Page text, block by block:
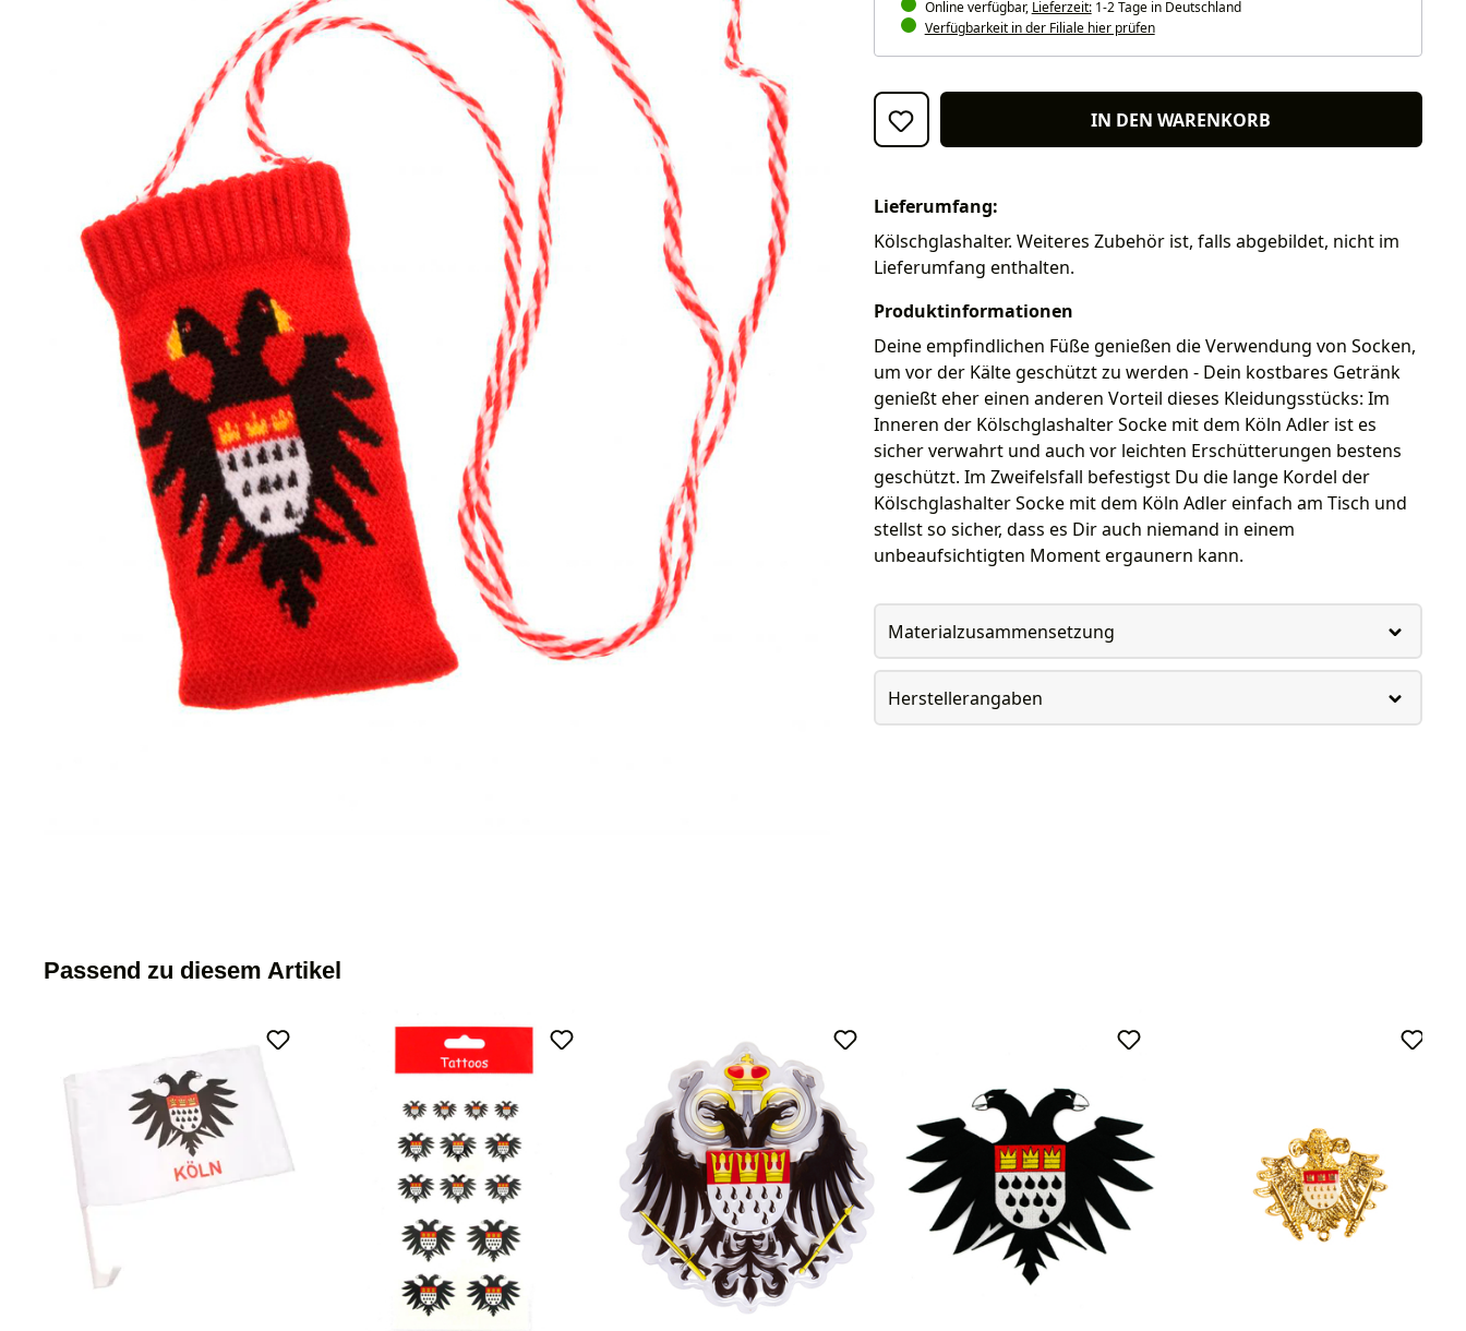
Online verfügbar, Lieferzeit:1-2 Tage in Deutschland
Verfügbarkeit in der Filiale hier prüfen
IN DEN WARENKORB
Lieferumfang:
Kölschglashalter. Weiteres Zubehör ist, falls abgebildet, nicht im
Lieferumfang enthalten.
Produktinformationen
Deine empfindlichen Füße genießen die Verwendung von Socken,
um vor der Kälte geschützt zu werden - Dein kostbares Getränk
genießt eher einen anderen Vorteil dieses Kleidungsstücks: Im
Inneren der Kölschglashalter Socke mit dem Köln Adler ist es
sicher verwahrt und auch vor leichten Erschütterungen bestens
geschützt. Im Zweifelsfall befestigst Du die lange Kordel der
Kölschglashalter Socke mit dem Köln Adler einfach am Tisch und
stellst so sicher, dass es Dir auch niemand in einem
unbeaufsichtigten Moment ergaunern kann.
Materialzusammensetzung
Herstellerangaben
Passend zu diesem Artikel